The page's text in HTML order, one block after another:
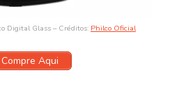
Digital Glass – Créditos: Philco Oficial
Compre Aqui